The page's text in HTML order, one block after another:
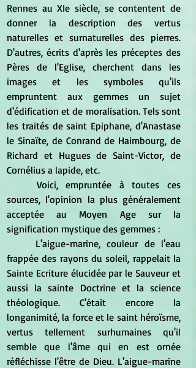
Rennes au XIe siècle, se contentent de
donner la description des vertus
naturelles et surnaturelles des pierres.
D'autres, écrits d'après les préceptes des
Pères de l'Eglise, cherchent dans les
images et les symboles qu'ils
empruntent aux gemmes un sujet
d'édification et de moralisation. Tels sont
les traités de saint Epiphane, d'Anastase
le Sinaïte, de Conrand de Haimbourg, de
Richard et Hugues de Saint-Victor, de
Cornélius a lapide, etc.
sources, l'opinion la plus généralement
acceptée au Moyen Age sur la
signification mystique des gemmes :
frappée des rayons du soleil, rappelait la
Sainte Ecriture élucidée par le Sauveur et
aussi la sainte Doctrine et la science
théologique. C'était encore la
longanimité, la force et le saint héroïsme,
vertus tellement surhumaines qu'il
semble que l'âme qui en est ornée
réfléchisse l'être de Dieu. L'aigue-marine